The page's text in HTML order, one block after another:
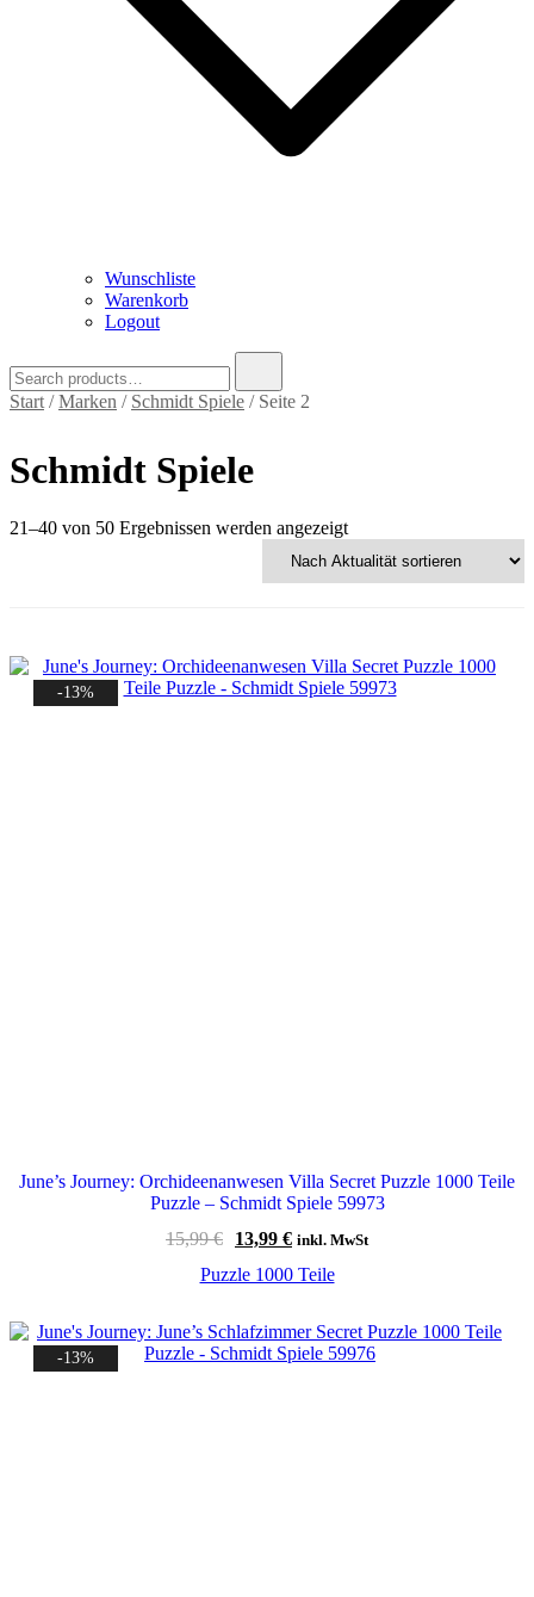
Wunschliste
Warenkorb
Logout
for:
Start /Marken / Schmidt Spiele / Seite 2
Schmidt Spiele
21–40 von 50 Ergebnissen werden angezeigtNach
sortiert
-13%
June’s Journey: Orchideenanwesen Villa Secret Puzzle 1000 Teile
Puzzle – Schmidt Spiele 59973
15,99€
Ursprünglicher
war:
13,99 €Aktueller
ist:
inkl. MwSt
Puzzle 1000 Teile
-13%